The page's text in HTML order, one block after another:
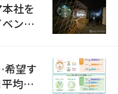
社を
ント
希望す
均賃